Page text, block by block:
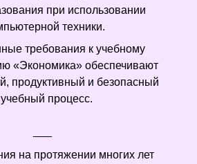
при использовании
техники.
требования к учебному
«Экономика» обеспечивают
продуктивный и безопасный
учебный процесс.
на протяжении многих лет